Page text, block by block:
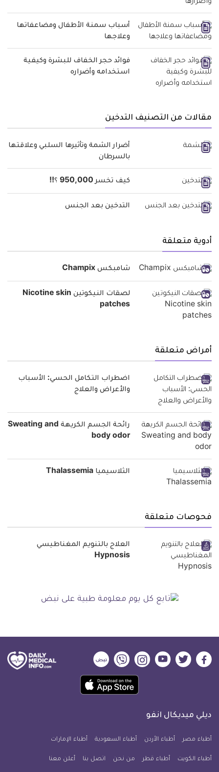
أسباب سمنة الأطفال ومضاعفاتها
وعلاجها
فوائد حجر الخفاف للبشرة وكيفية
استخدامه وأضراره
مقالات من التصنيف التدخين
أضرار الشمة وتأثيرها السلبي وعلاقتها
بالسرطان
كيف تخسر 950,000 ؟!!
التدخين بعد الجنس
أدوية متعلقة
شامبكس Champix
لصقات النيكوتين Nicotine skin
patches
أمراض متعلقة
اضطراب التكامل الحسي: الأسباب
والأعراض والعلاج
رائحة الجسم الكريهة Sweating and
body odor
الثلاسيميا Thalassemia
فحوصات متعلقة
العلاج بالتنويم المغناطيسي
Hypnosis
ديلي
فيسبوك
ديلي
تويتر
ديلي
ميديكال
يوتيوب
ديلي
ميديكال
انفو
ديلي
ميديكال
انفو
ديلي
ميديكال
انفو
حمل
تطبيق
معلومة
للآيفون
ديلي ميديكال انفو
أطباء مصر أطباء الأردن أطباء السعودية أطباء الإمارات
أطباء الكويت أطباء قطر من نحن اتصل بنا أعلن معنا